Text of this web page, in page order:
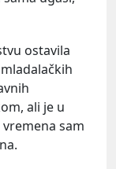
ostavila
ali je u
sam